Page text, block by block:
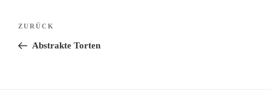
Beitragsnavigation
Vorheriger
Beitrag
ZURÜCK
Abstrakte Torten